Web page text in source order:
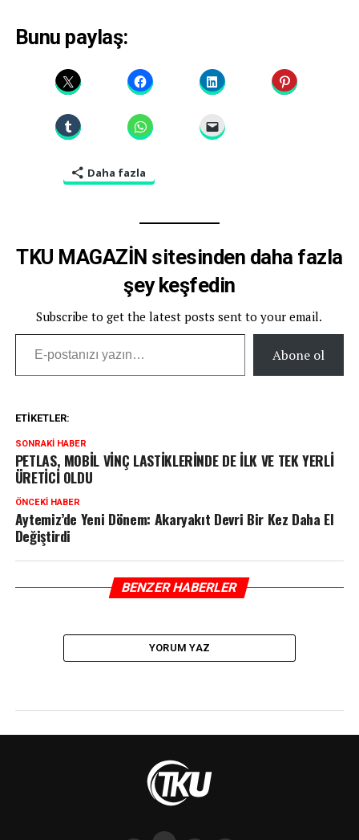
Bunu paylaş:
Daha fazla
TKU MAGAZİN sitesinden daha fazla
şey keşfedin
Subscribe to get the latest posts sent to your email.
E-postanızı yazın…
Abone ol
ETIKETLER:
SONRAKI HABER
PETLAS, MOBİL VİNÇ LASTİKLERİNDE DE İLK VE TEK YERLİ
ÜRETİCİ OLDU
ÖNCEKI HABER
Aytemiz’de Yeni Dönem: Akaryakıt Devri Bir Kez Daha El
Değiştirdi
BENZER HABERLER
YORUM YAZ